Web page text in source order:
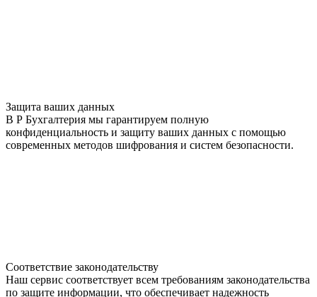
Защита ваших данных
В Р Бухгалтерия мы гарантируем полную
конфиденциальность и защиту ваших данных с помощью
современных методов шифрования и систем безопасности.
Соответствие законодательству
Наш сервис соответствует всем требованиям законодательства
по защите информации, что обеспечивает надежность